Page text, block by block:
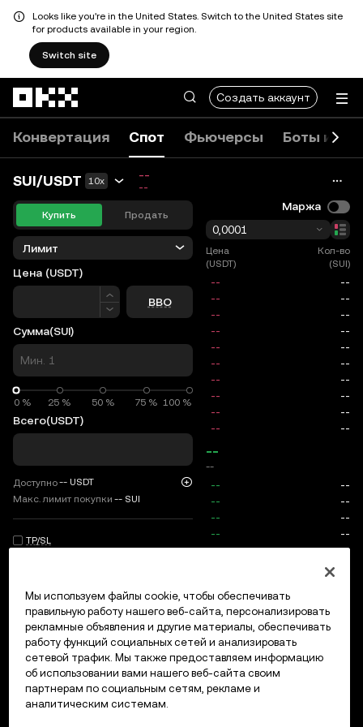
Looks like you're in the United States. Switch to the United States site
for products available in your region.
Switch site
Создать аккаунт
Конвертация Спот Фьючерсы Боты и
SUI/USDT 10x --
--
Купить Продать
Лимит
Цена (USDT)
Цена
BBO
Сумма(SUI)
0 % 25 % 50 % 75 % 100 %
0 %
Всего(USDT)
Доступно-- USDT
Макс. лимит покупки -- SUI
TP/SL
Комиссии
Маржа
0,0001
Цена
(USDT)
Кол-во
(SUI)
--
--
Открытые ордера История ордеров Открытые
Мы используем файлы cookie, чтобы обеспечивать
правильную работу нашего веб-сайта, персонализировать
рекламные объявления и другие материалы, обеспечивать
работу функций социальных сетей и анализировать
сетевой трафик. Мы также предоставляем информацию
об использовании вами нашего веб-сайта своим
партнерам по социальным сетям, рекламе и
аналитическим системам.